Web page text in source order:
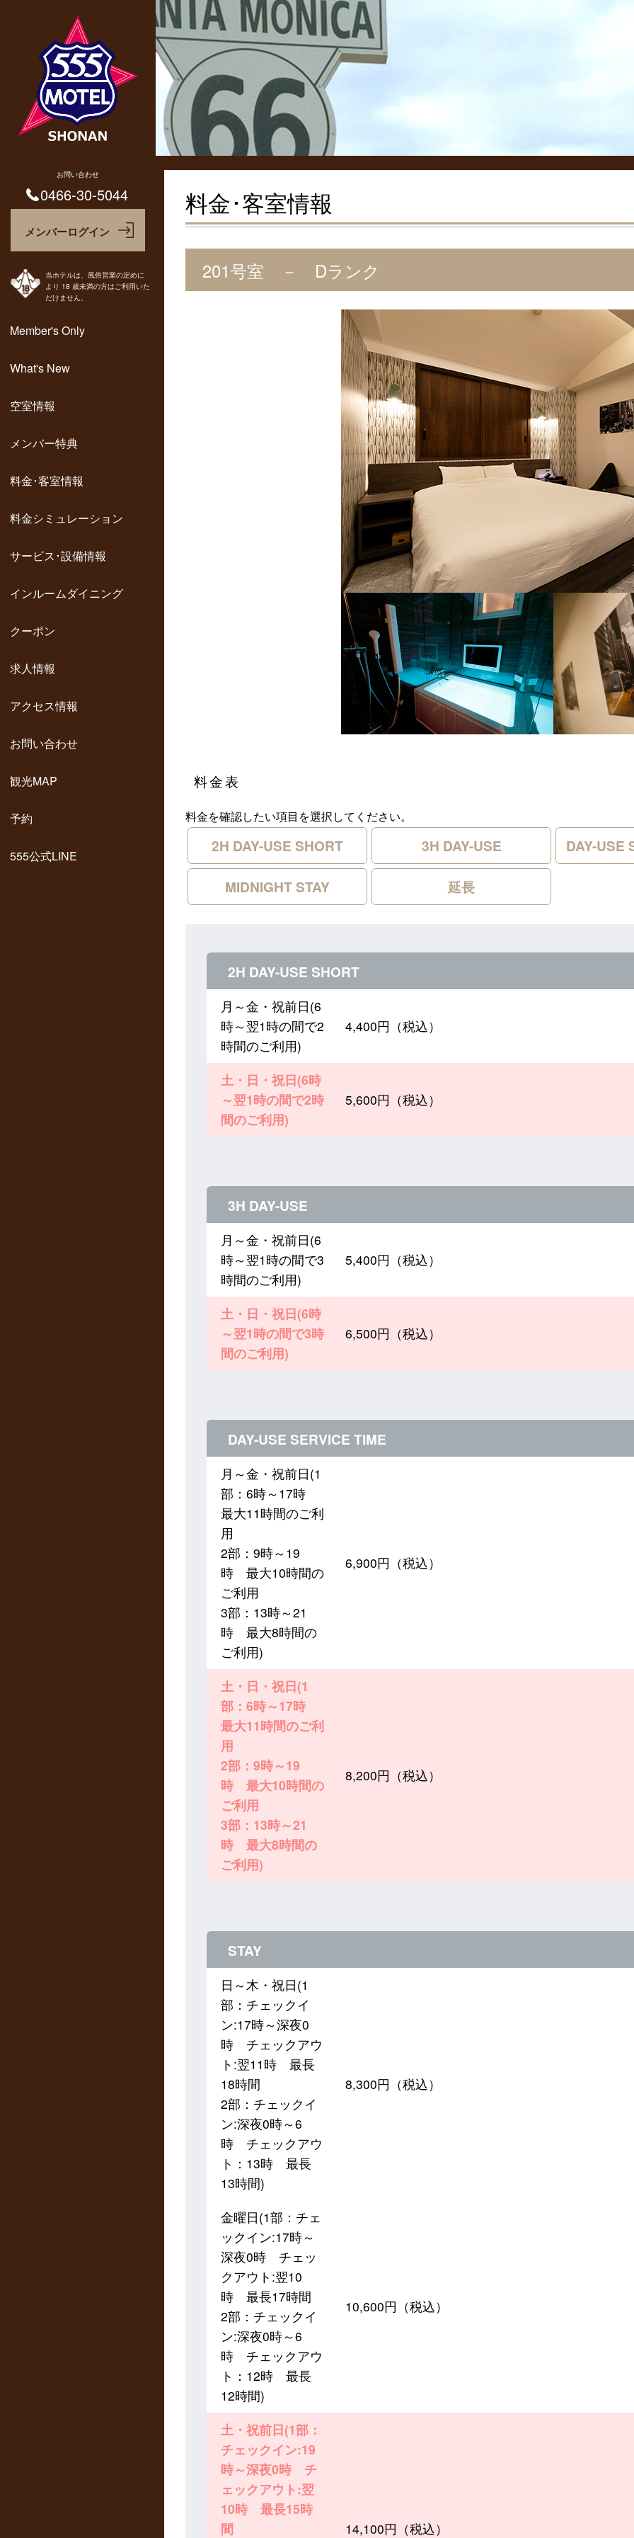
当ホテルは、風俗営業の定めに
より 18 歳未満の方はご利用いた
だけません。
お問い合わせ
0466-30-5044
Member's Only
What's New
空室情報
メンバー特典
料金･客室情報
料金シミュレーション
サービス･設備情報
インルームダイニング
クーポン
求人情報
アクセス情報
お問い合わせ
観光MAP
予約
555公式LINE
料金･客室情報
201号室 － Dランク
料金表
料金を確認したい項目を選択してください。
2H DAY-USE SHORT 3H DAY-USE DAY-USE
MIDNIGHT STAY 延長
2H DAY-USE SHORT
月～金・祝前日(6
時～翌1時の間で2
時間のご利用)
4,400円（税込）
土・日・祝日(6時
～翌1時の間で2時
間のご利用)
5,600円（税込）
3H DAY-USE
月～金・祝前日(6
時～翌1時の間で3
時間のご利用)
5,400円（税込）
土・日・祝日(6時
～翌1時の間で3時
間のご利用)
6,500円（税込）
DAY-USE SERVICE TIME
月～金・祝前日(1
部：6時～17時
最大11時間のご利
用
2部：9時～19
時 最大10時間の
ご利用
3部：13時～21
時 最大8時間の
ご利用)
6,900円（税込）
土・日・祝日(1
部：6時～17時
最大11時間のご利
用
2部：9時～19
時 最大10時間の
ご利用
3部：13時～21
時 最大8時間の
ご利用)
8,200円（税込）
STAY
日～木・祝日(1
部：チェックイ
ン:17時～深夜0
時 チェックアウ
ト:翌11時 最長
18時間
2部：チェックイ
ン:深夜0時～6
時 チェックアウ
ト：13時 最長
13時間)
8,300円（税込）
金曜日(1部：チェ
ックイン:17時～
深夜0時 チェッ
クアウト:翌10
時 最長17時間
2部：チェックイ
ン:深夜0時～6
時 チェックアウ
ト：12時 最長
12時間)
10,600円（税込）
土・祝前日(1部：
チェックイン:19
時～深夜0時 チ
ェックアウト:翌
10時 最長15時
間
14,100円（税込）